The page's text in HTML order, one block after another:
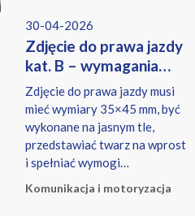
30-04-2026
Zdjęcie do prawa jazdy
kat. B – wymagania
i wymiary
Zdjęcie do prawa jazdy musi
mieć wymiary 35×45 mm, być
wykonane na jasnym tle,
przedstawiać twarz na wprost
i spełniać wymogi
przepisach.
Komunikacja i motoryzacja